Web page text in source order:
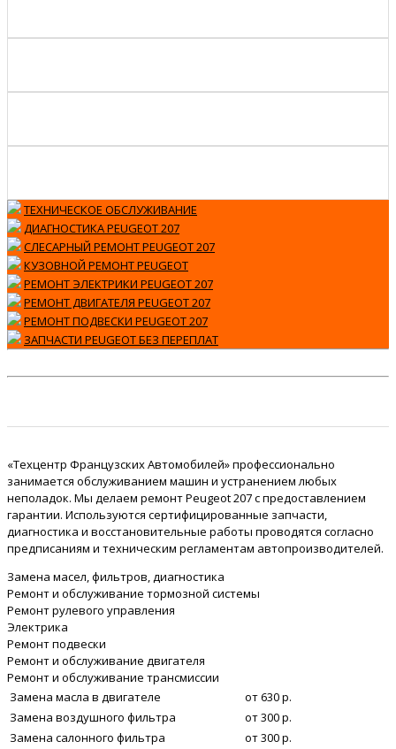
ТЕХНИЧЕСКОЕ ОБСЛУЖИВАНИЕ
ДИАГНОСТИКА PEUGEOT 207
СЛЕСАРНЫЙ РЕМОНТ PEUGEOT 207
КУЗОВНОЙ РЕМОНТ PEUGEOT
РЕМОНТ ЭЛЕКТРИКИ PEUGEOT 207
РЕМОНТ ДВИГАТЕЛЯ PEUGEOT 207
РЕМОНТ ПОДВЕСКИ PEUGEOT 207
ЗАПЧАСТИ PEUGEOT БЕЗ ПЕРЕПЛАТ
«Техцентр Французских Автомобилей» профессионально
занимается обслуживанием машин и устранением любых
неполадок. Мы делаем ремонт Peugeot 207 с предоставлением
гарантии. Используются сертифицированные запчасти,
диагностика и восстановительные работы проводятся согласно
предписаниям и техническим регламентам автопроизводителей.
Замена масел, фильтров, диагностика
Ремонт и обслуживание тормозной системы
Ремонт рулевого управления
Электрика
Ремонт подвески
Ремонт и обслуживание двигателя
Ремонт и обслуживание трансмиссии
Замена масла в двигателе
от 630 р.
Замена воздушного фильтра
от 300 р.
Замена салонного фильтра
от 300 р.